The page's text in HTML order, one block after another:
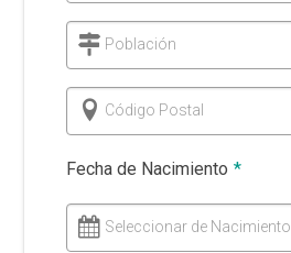
Población
Código Postal
Fecha de Nacimiento *
Seleccionar de Nacimiento